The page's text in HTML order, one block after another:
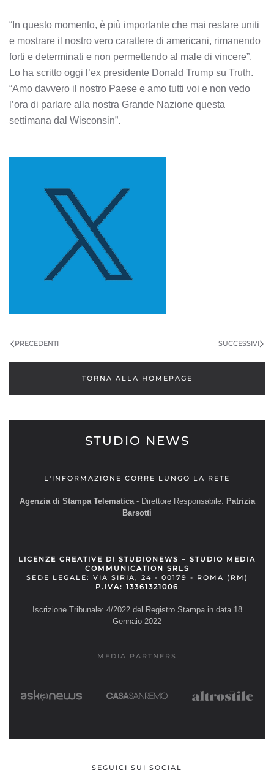
“In questo momento, è più importante che mai restare uniti
e mostrare il nostro vero carattere di americani, rimanendo
forti e determinati e non permettendo al male di vincere”.
Lo ha scritto oggi l’ex presidente Donald Trump su Truth.
“Amo davvero il nostro Paese e amo tutti voi e non vedo
l’ora di parlare alla nostra Grande Nazione questa
settimana dal Wisconsin”.
PRECEDENTI SUCCESSIVI
TORNA ALLA HOMEPAGE
STUDIO NEWS
L'INFORMAZIONE CORRE LUNGO LA RETE
Agenzia di Stampa Telematica- Direttore Responsabile: Patrizia
Barsotti
LICENZE CREATIVE DI STUDIONEWS – STUDIO MEDIA
COMMUNICATION SRLS
SEDE LEGALE: VIA SIRIA, 24 - 00179 - ROMA (RM)
P.IVA: 13361321006
Iscrizione Tribunale: 4/2022 del Registro Stampa in data 18
Gennaio 2022
MEDIA PARTNERS
SEGUICI SUI SOCIAL